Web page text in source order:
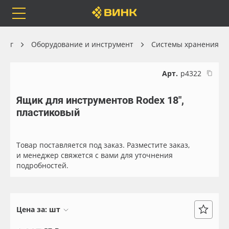
Каталог
Бренды
Оплата
Весь каталог
Самоклеящиеся плёнки
Чернила
Оборудование и инструмент Системы хранения
Арт. р4322
Ящик для инструментов Rodex 18",
пластиковый
Товар поставляется под заказ. Разместите заказ,
и менеджер свяжется с вами для уточнения
подробностей.
Цена за: шт